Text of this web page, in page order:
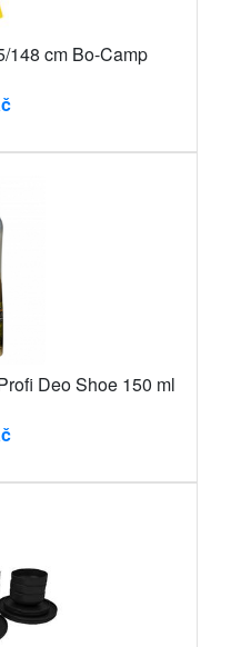
148 cm Bo-Camp
Deo Shoe 150 ml